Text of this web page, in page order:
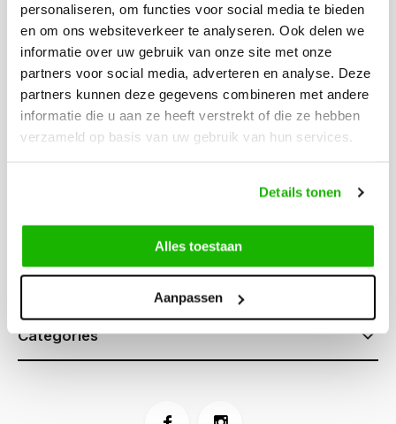
personaliseren, om functies voor social media te bieden
en om ons websiteverkeer te analyseren. Ook delen we
informatie over uw gebruik van onze site met onze
partners voor social media, adverteren en analyse. Deze
partners kunnen deze gegevens combineren met andere
informatie die u aan ze heeft verstrekt of die ze hebben
verzameld op basis van uw gebruik van hun services.
Details tonen
Alles toestaan
Aanpassen
Can we help?
Customer service:
visiting hours
Call us
Categories